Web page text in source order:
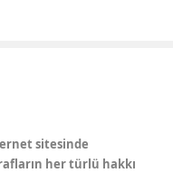
Kırıkkale
sitesinde
her türlü hakkı